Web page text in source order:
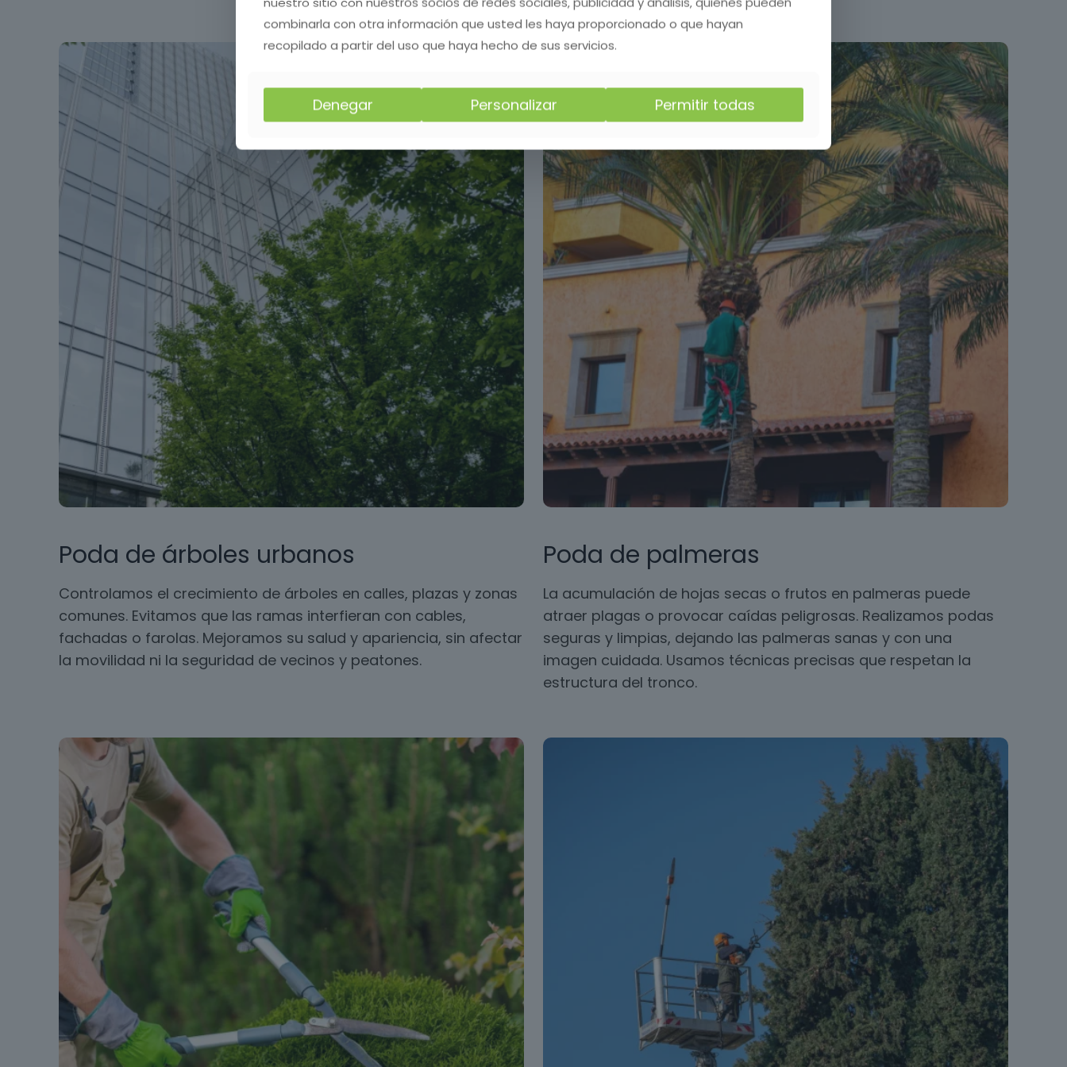
Poda de árboles urbanos
Controlamos el crecimiento de árboles en calles, plazas y zonas
comunes. Evitamos que las ramas interfieran con cables,
fachadas o farolas. Mejoramos su salud y apariencia, sin afectar
la movilidad ni la seguridad de vecinos y peatones.
Poda de palmeras
La acumulación de hojas secas o frutos en palmeras puede
atraer plagas o provocar caídas peligrosas. Realizamos podas
seguras y limpias, dejando las palmeras sanas y con una
imagen cuidada. Usamos técnicas precisas que respetan la
estructura del tronco.
combinarla con otra información que usted les haya proporcionado o que hayan
recopilado a partir del uso que haya hecho de sus servicios.
Denegar Personalizar Permitir todas